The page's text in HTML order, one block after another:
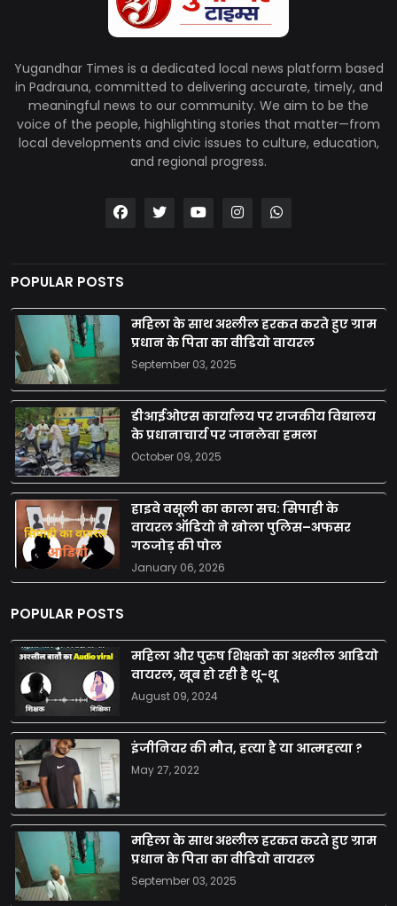
Yugandhar Times is a dedicated local news platform based
in Padrauna, committed to delivering accurate, timely, and
meaningful news to our community. We aim to be the
voice of the people, highlighting stories that matter—from
local developments and civic issues to culture, education,
and regional progress.
POPULAR POSTS
महिला के साथ अश्लील हरकत करते हुए ग्राम
प्रधान के पिता का वीडियो वायरल
September 03, 2025
डीआईओएस कार्यालय पर राजकीय विद्यालय
के प्रधानाचार्य पर जानलेवा हमला
October 09, 2025
हाइवे वसूली का काला सच: सिपाही के
वायरल ऑडियो ने खोला पुलिस–अफसर
गठजोड़ की पोल
January 06, 2026
POPULAR POSTS
महिला और पुरुष शिक्षको का अश्लील आडियो
वायरल, खूब हो रही है थू-थू
August 09, 2024
इंजीनियर की मौत, हत्या है या आत्महत्या ?
May 27, 2022
महिला के साथ अश्लील हरकत करते हुए ग्राम
प्रधान के पिता का वीडियो वायरल
September 03, 2025